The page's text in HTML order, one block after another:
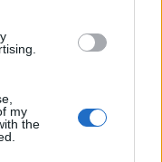
my
the
υπάρχουν πια.
είναι συνεχές
τις
δικτύου.